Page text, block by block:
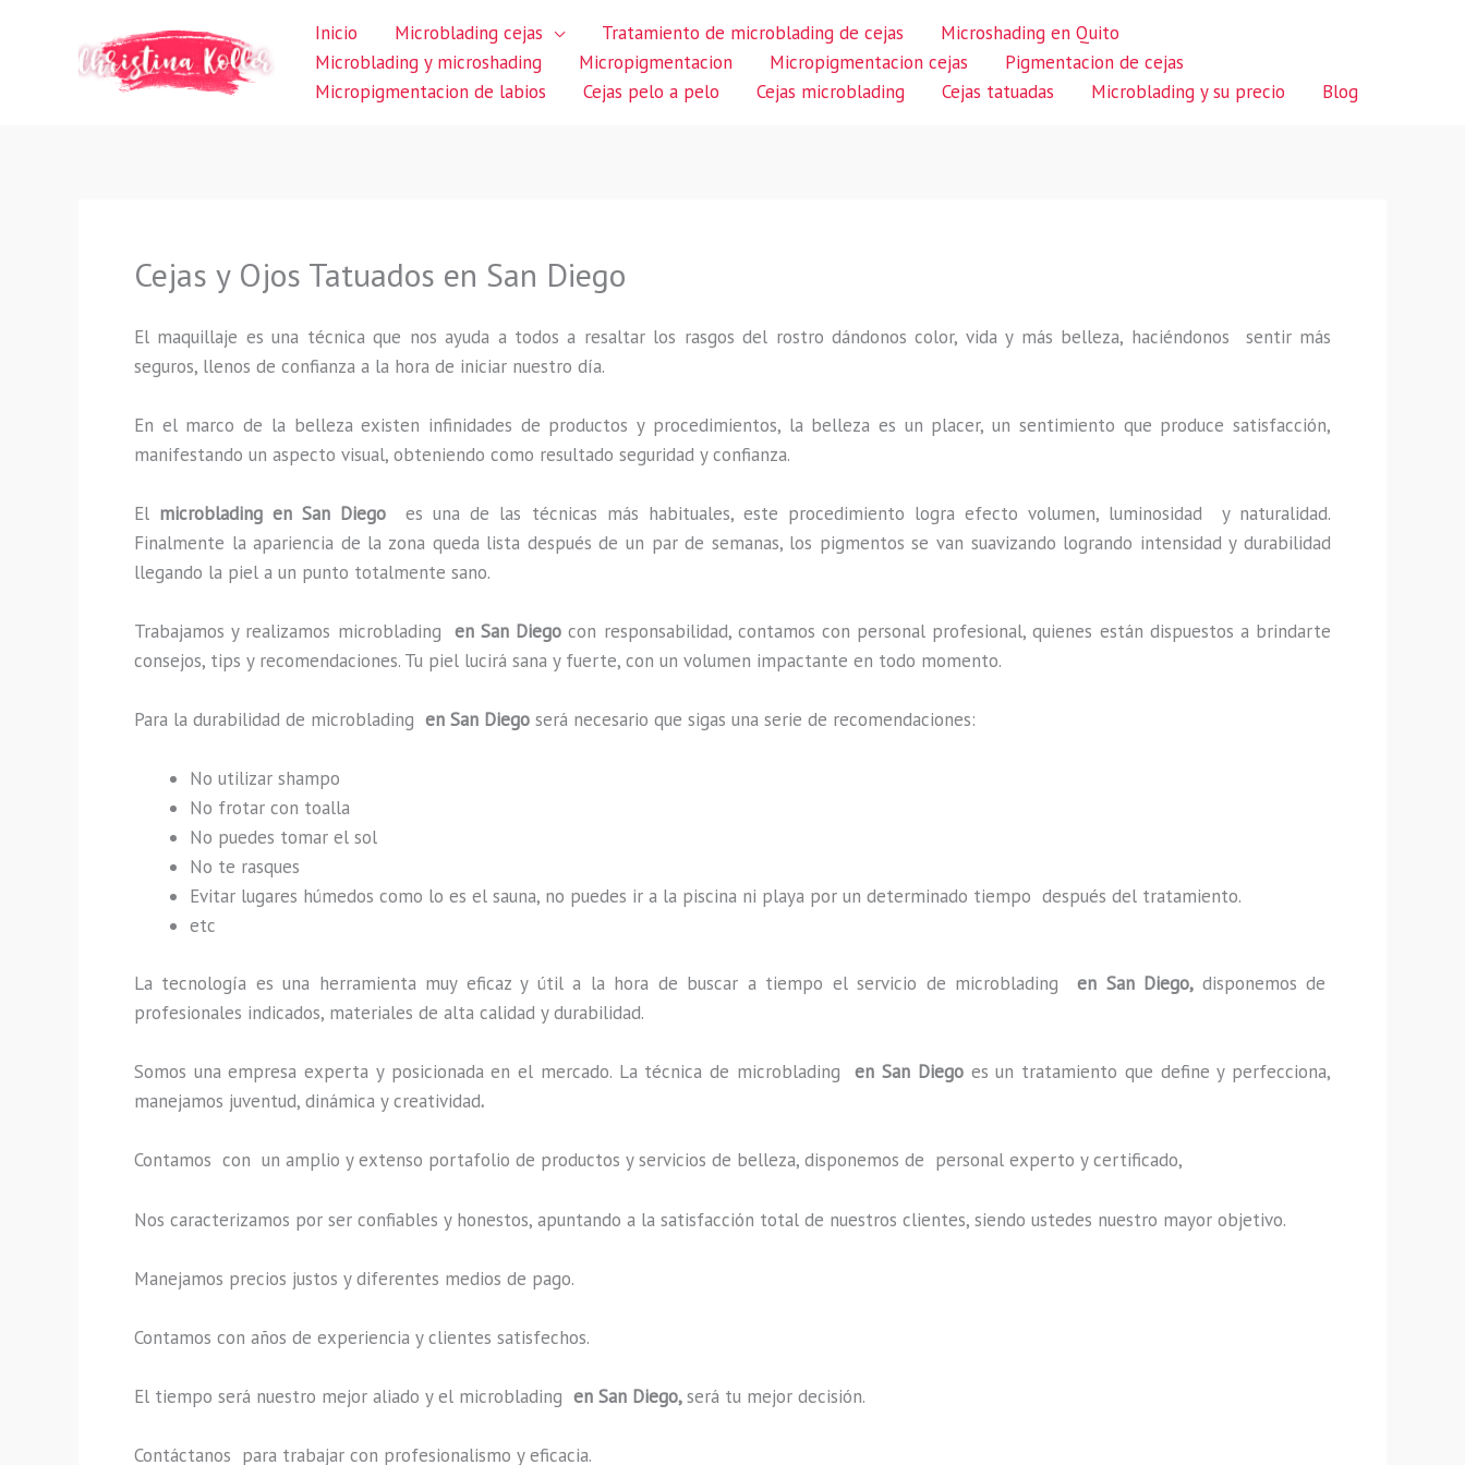
Inicio Microblading cejas Tratamiento de microblading de cejas
Microshading en Quito
Microblading y microshading
Micropigmentacion Micropigmentacion cejas
Pigmentacion de cejas
Micropigmentacion de labios
Cejas pelo a pelo Cejas microblading Cejas tatuadas Microblading y su precio Blog
Cejas y Ojos Tatuados en San Diego
El maquillaje es una técnica que nos ayuda a todos a resaltar los rasgos del rostro dándonos color, vida y más belleza, haciéndonos sentir más
seguros, llenos de confianza a la hora de iniciar nuestro día.
En el marco de la belleza existen infinidades de productos y procedimientos, la belleza es un placer, un sentimiento que produce satisfacción,
manifestando un aspecto visual, obteniendo como resultado seguridad y confianza.
El microblading en San Diegoes una de las técnicas más habituales, este procedimiento logra efecto volumen, luminosidad y naturalidad.
Finalmente la apariencia de la zona queda lista después de un par de semanas, los pigmentos se van suavizando logrando intensidad y durabilidad
llegando la piel a un punto totalmente sano.
Trabajamos y realizamos microblading en San Diegocon responsabilidad, contamos con personal profesional, quienes están dispuestos a brindarte
consejos, tips y recomendaciones. Tu piel lucirá sana y fuerte, con un volumen impactante en todo momento.
Para la durabilidad de microblading en San Diego será necesario que sigas una serie de recomendaciones:
No utilizar shampo
No frotar con toalla
No puedes tomar el sol
No te rasques
Evitar lugares húmedos como lo es el sauna, no puedes ir a la piscina ni playa por un determinado tiempo después del tratamiento.
etc
La tecnología es una herramienta muy eficaz y útil a la hora de buscar a tiempo el servicio de microblading en San Diego, disponemos de
profesionales indicados, materiales de alta calidad y durabilidad.
Somos una empresa experta y posicionada en el mercado. La técnica de microblading en San Diego es un tratamiento que define y perfecciona,
manejamos juventud, dinámica y creatividad.
Contamos con un amplio y extenso portafolio de productos y servicios de belleza, disponemos de personal experto y certificado,
Nos caracterizamos por ser confiables y honestos, apuntando a la satisfacción total de nuestros clientes, siendo ustedes nuestro mayor objetivo.
Manejamos precios justos y diferentes medios de pago.
Contamos con años de experiencia y clientes satisfechos.
El tiempo será nuestro mejor aliado y el microblading en San Diego,será tu mejor decisión.
Contáctanos para trabajar con profesionalismo y eficacia.